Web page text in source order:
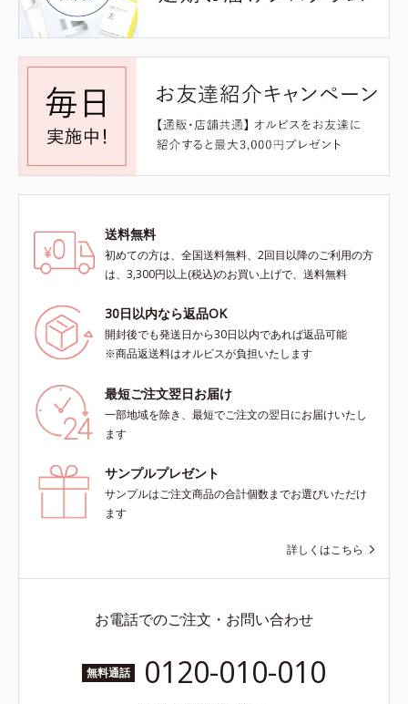
送料無料
初めての方は、全国送料無料、2回目以降のご利用の方
は、3,300円以上(税込)のお買い上げで、送料無料
30日以内なら返品OK
開封後でも発送日から30日以内であれば返品可能
※商品返送料はオルビスが負担いたします
最短ご注文翌日お届け
一部地域を除き、最短でご注文の翌日にお届けいたし
ます
サンプルプレゼント
サンプルはご注文商品の合計個数までお選びいただけ
ます
詳しくはこちら
お電話でのご注文・お問い合わせ
無料通話 0120-010-010